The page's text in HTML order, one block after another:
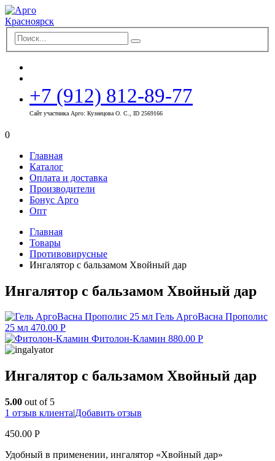
+7 (912) 812-89-77
Сайт участника Арго: Кузнецова О. С., ID 2569166
0
Главная
Каталог
Оплата и доставка
Производители
Бонус Арго
Опт
Главная
Товары
Противовирусные
Ингалятор с бальзамом Хвойный дар
Ингалятор с бальзамом Хвойный дар
Гель АргоВасна Прополис
25 мл 470.00 Р
Фитолон-Кламин 880.00 Р
Ингалятор с бальзамом Хвойный дар
5.00 out of 5
1 отзыв клиента|Добавить отзыв
450.00 Р
Удобный в применении, ингалятор «Хвойный дар»